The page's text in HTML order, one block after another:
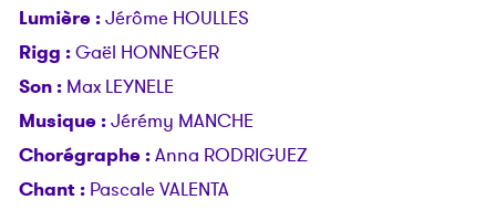
Lumière :Jérôme HOULLES
Rigg :Gaël HONNEGER
Son :Max LEYNELE
Musique :Jérémy MANCHE
Chorégraphe :Anna RODRIGUEZ
Chant :Pascale VALENTA